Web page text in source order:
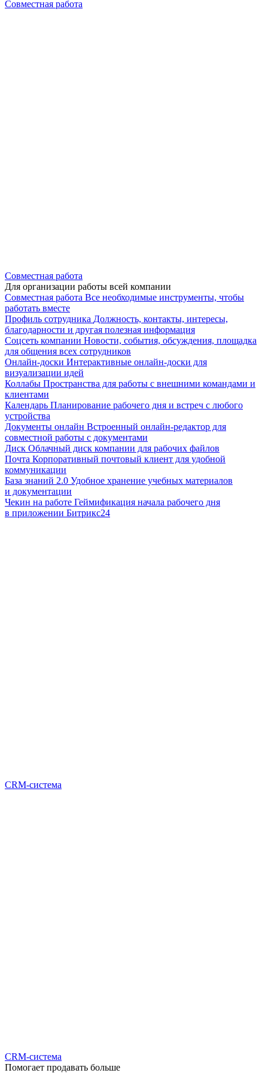
Совместная работа
Совместная работа
Для организации работы всей компании
Совместная работа Все необходимые инструменты, чтобы
работать вместе
Профиль сотрудника Должность, контакты, интересы,
благодарности и другая полезная информация
Соцсеть компании Новости, события, обсуждения, площадка
для общения всех сотрудников
Онлайн-доски Интерактивные онлайн-доски для
визуализации идей
Коллабы Пространства для работы с внешними командами и
клиентами
Календарь Планирование рабочего дня и встреч с любого
устройства
Документы онлайн Встроенный онлайн-редактор для
совместной работы с документами
Диск Облачный диск компании для рабочих файлов
Почта Корпоративный почтовый клиент для удобной
коммуникации
База знаний 2.0 Удобное хранение учебных материалов
и документации
Чекин на работе Геймификация начала рабочего дня
в приложении Битрикс24
CRM-система
CRM-система
Помогает продавать больше